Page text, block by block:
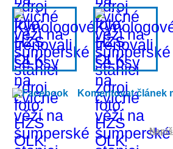
Komentovat článek